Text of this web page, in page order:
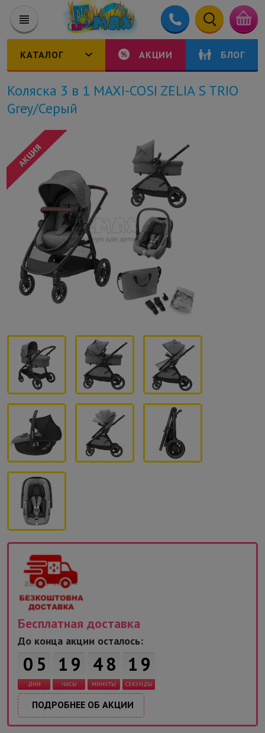
КАТАЛОГ АКЦИИ БЛОГ
Коляска 3 в 1 MAXI-COSI ZELIA S TRIO
Grey/Серый
Бесплатная доставка
До конца акции осталось:
0 5
ДНИ
1 9
ЧАСЫ
4 8
МИНУТЫ
1 9
СЕКУНДЫ
ПОДРОБНЕЕ ОБ АКЦИИ